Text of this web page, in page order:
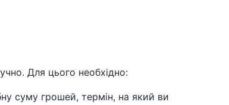
Для цього необхідно:
суму грошей, термін, на який ви